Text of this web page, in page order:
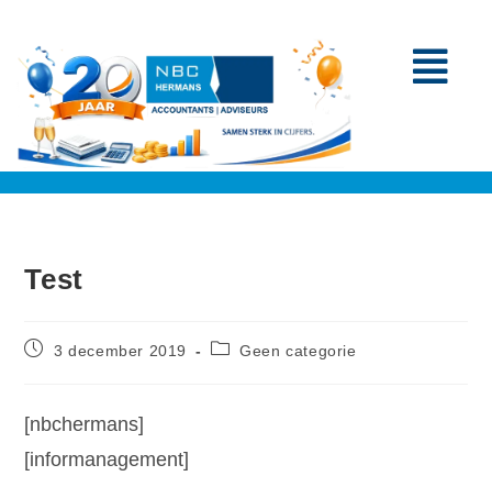
Test
3 december 2019 Geen categorie
[nbchermans]
[informanagement]